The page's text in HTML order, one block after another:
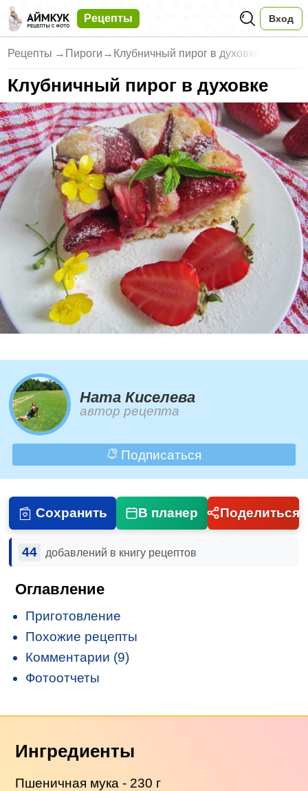
Рецепты Вход
Рецепты → Пироги → Клубничный пирог в духовке
Клубничный пирог в духовке
Ната Киселева
автор рецепта
Подписаться
Сохранить В планер Поделиться
44 добавлений в книгу рецептов
Оглавление
Приготовление
Похожие рецепты
Комментарии (9)
Фотоотчеты
Ингредиенты
Пшеничная мука - 230 г